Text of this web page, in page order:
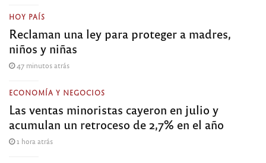
HOY PAÍS
Reclaman una ley para proteger a madres,
niños y niñas
47 minutos atrás
ECONOMÍA Y NEGOCIOS
Las ventas minoristas cayeron en julio y
acumulan un retroceso de 2,7% en el año
1 hora atrás